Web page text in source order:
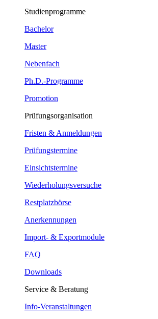
Studienprogramme
Bachelor
Master
Nebenfach
Ph.D.-Programme
Promotion
Prüfungsorganisation
Fristen & Anmeldungen
Prüfungstermine
Einsichtstermine
Wiederholungsversuche
Restplatzbörse
Anerkennungen
Import- & Exportmodule
FAQ
Downloads
Service & Beratung
Info-Veranstaltungen